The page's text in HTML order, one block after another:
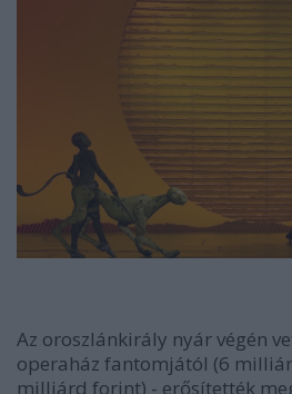
Az oroszlánkirály nyár végén
operaház fantomjától (6
milliárd forint) - erősítették